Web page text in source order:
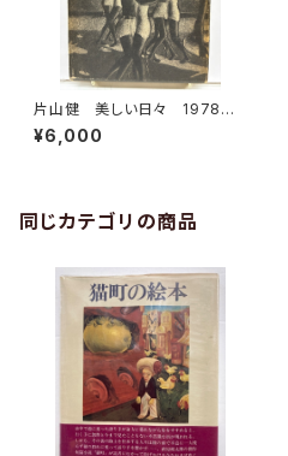
片山健 美しい日々 1978年
版 幻燈社
¥6,000
同じカテゴリの商品